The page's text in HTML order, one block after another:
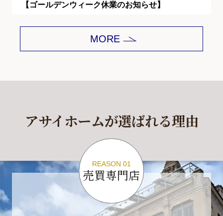
【ゴールデンウィーク休業のお知らせ】
平素は格別のご愛顧を賜り、誠にありがとうご
下記期間をゴールデンウィーク休業とさせて頂
休業期間中に頂きましたお問い合わせにつきま
2026年5月7日(木)以降、順次対応させて頂きま
ご不便をおかけいたしますが、何卒ご理解の程
よろしくお願いいたします。
2026-04-17
MORE
アサイホームが選ばれる理由
REASON 01
売買専門店